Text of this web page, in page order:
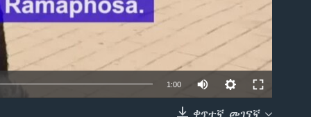
1:00
ቀጥተኛ መገናኛ